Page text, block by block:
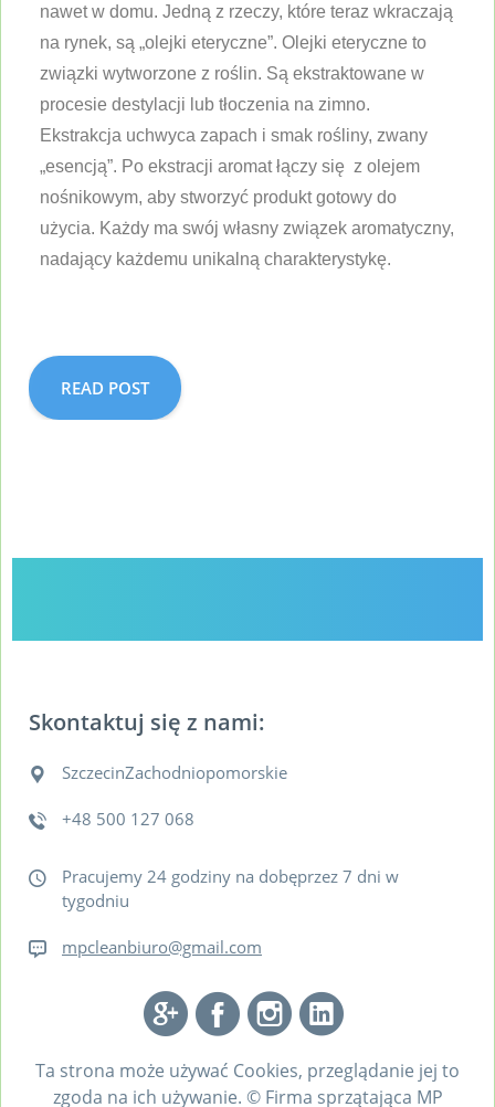
nawet w domu. Jedną z rzeczy, które teraz wkraczają
na rynek, są „olejki eteryczne”. Olejki eteryczne to
związki wytworzone z roślin. Są ekstraktowane w
procesie destylacji lub tłoczenia na zimno.
Ekstrakcja uchwyca zapach i smak rośliny, zwany
„esencją”. Po ekstracji aromat łączy się z olejem
nośnikowym, aby stworzyć produkt gotowy do
użycia. Każdy ma swój własny związek aromatyczny,
nadający każdemu unikalną charakterystykę.
READ POST
Skontaktuj się z nami:
SzczecinZachodniopomorskie
+48 500 127 068
Pracujemy 24 godziny na dobęprzez 7 dni w
tygodniu
mpcleanbiuro@gmail.com
Ta strona może używać Cookies, przeglądanie jej to
zgoda na ich używanie. © Firma sprzątająca MP